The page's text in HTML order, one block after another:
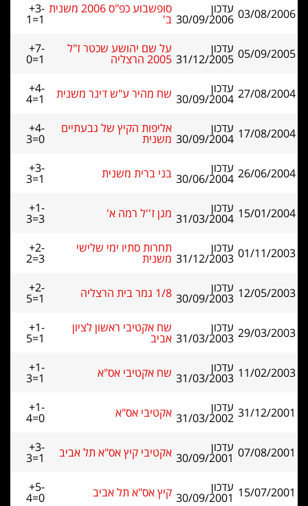
03/08/2006 עדכון
30/09/2006
סופשבוע כפ"ס 2006 משנית
ב'
+3-
1=1
05/09/2005 עדכון
31/12/2005
על שם יהושע שכטר ז"ל
2005 הרצליה
+7-
0=1
27/08/2004 עדכון
30/09/2004 שח מהיר ע"ש דינר משנית +4-
4=1
17/08/2004 עדכון
30/09/2004
אליפות הקיץ של גבעתיים
משנית
+4-
3=0
26/06/2004 עדכון
30/06/2004 בני ברית משנית +3-
3=1
15/01/2004 עדכון
31/03/2004 מגן ז''ל רמה א' +1-
3=3
01/11/2003 עדכון
31/12/2003
תחרות סתיו ימי שלישי
משנית
+2-
2=3
12/05/2003 עדכון
30/09/2003 1/8 גמר בית הרצליה +2-
5=1
29/03/2003 עדכון
31/03/2003
שח אקטיבי ראשון לציון
אביב
+1-
5=1
11/02/2003 עדכון
31/03/2003 שח אקטיבי אס"א +1-
3=1
31/12/2001 עדכון
31/03/2002 אקטיבי אס"א +1-
4=0
07/08/2001 עדכון
30/09/2001 אקטיבי קיץ אס"א תל אביב +3-
3=1
15/07/2001 עדכון
30/09/2001 קיץ אס"א תל אביב +5-
4=0